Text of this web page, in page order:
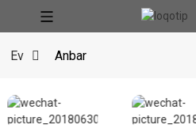
Ev Anbar